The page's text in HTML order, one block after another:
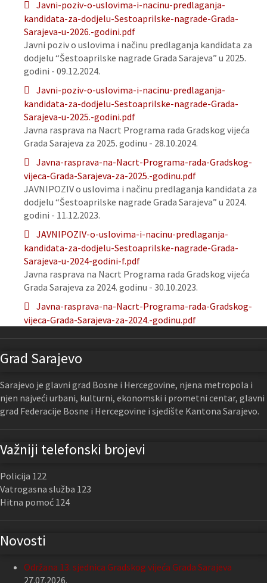
Javni-poziv-o-uslovima-i-nacinu-predlaganja-
kandidata-za-dodjelu-Sestoaprilske-nagrade-Grada-
Sarajeva-u-2026.-godini.pdf
Javni poziv o uslovima i načinu predlaganja kandidata za
dodjelu “Šestoaprilske nagrade Grada Sarajeva” u 2025.
godini - 09.12.2024.
Javni-poziv-o-uslovima-i-nacinu-predlaganja-
kandidata-za-dodjelu-Sestoaprilske-nagrade-Grada-
Sarajeva-u-2025.-godini.pdf
Javna rasprava na Nacrt Programa rada Gradskog vijeća
Grada Sarajeva za 2025. godinu - 28.10.2024.
Javna-rasprava-na-Nacrt-Programa-rada-Gradskog-
vijeca-Grada-Sarajeva-za-2025.-godinu.pdf
JAVNIPOZIV o uslovima i načinu predlaganja kandidata za
dodjelu “Šestoaprilske nagrade Grada Sarajeva” u 2024.
godini - 11.12.2023.
JAVNIPOZIV-o-uslovima-i-nacinu-predlaganja-
kandidata-za-dodjelu-Sestoaprilske-nagrade-Grada-
Sarajeva-u-2024-godini-f.pdf
Javna rasprava na Nacrt Programa rada Gradskog vijeća
Grada Sarajeva za 2024. godinu - 30.10.2023.
Javna-rasprava-na-Nacrt-Programa-rada-Gradskog-
vijeca-Grada-Sarajeva-za-2024.-godinu.pdf
Grad Sarajevo
Sarajevo je glavni grad Bosne i Hercegovine, njena metropola i
njen najveći urbani, kulturni, ekonomski i prometni centar, glavni
grad Federacije Bosne i Hercegovine i sjedište Kantona Sarajevo.
Važniji telefonski brojevi
Policija 122
Vatrogasna služba 123
Hitna pomoć 124
Novosti
Održana 13. sjednica Gradskog vijeća Grada Sarajeva
27.07.2026.